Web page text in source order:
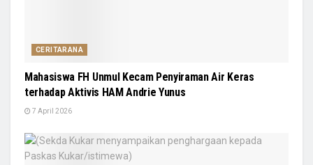
CERITARANA
Mahasiswa FH Unmul Kecam Penyiraman Air Keras
terhadap Aktivis HAM Andrie Yunus
7 April 2026